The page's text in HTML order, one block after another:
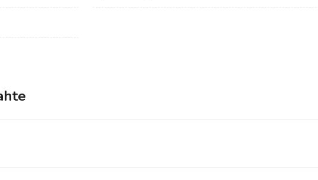
Valovie - Asistent za
Šibenska regija
Splitska regija